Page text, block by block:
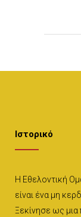
Ιστορικό
Η Εθελοντική
είναι ένα μη
Ξεκίνησε ως μια